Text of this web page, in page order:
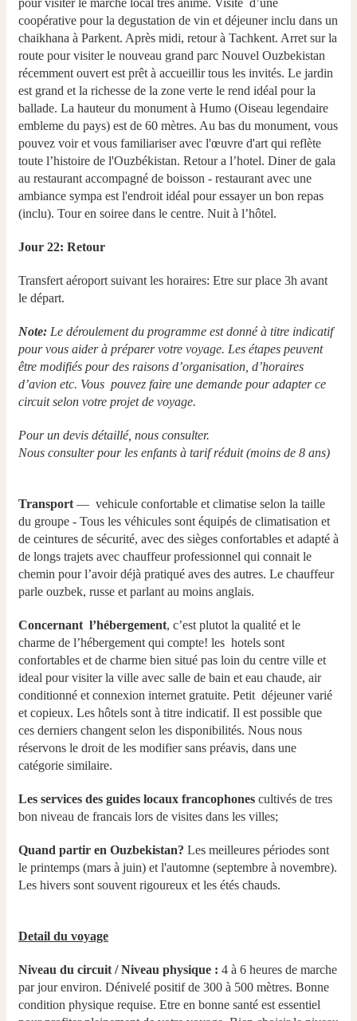
pour visiter le marche local tres anime. Visite d’une
coopérative pour la degustation de vin et déjeuner inclu dans un
chaikhana à Parkent. Après midi, retour à Tachkent. Arret sur la
route pour visiter le nouveau grand parc Nouvel Ouzbekistan
récemment ouvert est prêt à accueillir tous les invités. Le jardin
est grand et la richesse de la zone verte le rend idéal pour la
ballade. La hauteur du monument à Humo (Oiseau legendaire
embleme du pays) est de 60 mètres. Au bas du monument, vous
pouvez voir et vous familiariser avec l'œuvre d'art qui reflète
toute l’histoire de l'Ouzbékistan. Retour a l’hotel. Diner de gala
au restaurant accompagné de boisson - restaurant avec une
ambiance sympa est l'endroit idéal pour essayer un bon repas
(inclu). Tour en soiree dans le centre. Nuit à l’hôtel.
Jour 22: Retour
Transfert aéroport suivant les horaires: Etre sur place 3h avant
le départ.
Note: Le déroulement du programme est donné à titre indicatif
pour vous aider à préparer votre voyage. Les étapes peuvent
être modifiés pour des raisons d’organisation, d’horaires
d’avion etc. Vous pouvez faire une demande pour adapter ce
circuit selon votre projet de voyage.
Pour un devis détaillé, nous consulter.
Nous consulter pour les enfants à tarif réduit (moins de 8 ans)
Transport — vehicule confortable et climatise selon la taille
du groupe - Tous les véhicules sont équipés de climatisation et
de ceintures de sécurité, avec des sièges confortables et adapté à
de longs trajets avec chauffeur professionnel qui connait le
chemin pour l’avoir déjà pratiqué aves des autres. Le chauffeur
parle ouzbek, russe et parlant au moins anglais.
Concernant l’hébergement, c’est plutot la qualité et le
charme de l’hébergement qui compte! les hotels sont
confortables et de charme bien situé pas loin du centre ville et
ideal pour visiter la ville avec salle de bain et eau chaude, air
conditionné et connexion internet gratuite. Petit déjeuner varié
et copieux. Les hôtels sont à titre indicatif. Il est possible que
ces derniers changent selon les disponibilités. Nous nous
réservons le droit de les modifier sans préavis, dans une
catégorie similaire.
Les services des guides locaux francophones cultivés de tres
bon niveau de francais lors de visites dans les villes;
Quand partir en Ouzbekistan? Les meilleures périodes sont
le printemps (mars à juin) et l'automne (septembre à novembre).
Les hivers sont souvent rigoureux et les étés chauds.
Detail du voyage
Niveau du circuit / Niveau physique : 4 à 6 heures de marche
par jour environ. Dénivelé positif de 300 à 500 mètres. Bonne
condition physique requise. Etre en bonne santé est essentiel